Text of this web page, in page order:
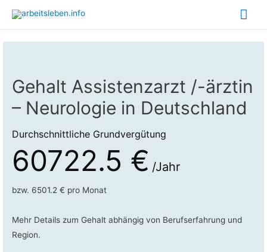
Gehalt Assistenzarzt /-ärztin
– Neurologie in Deutschland
Durchschnittliche Grundvergütung
60722.5 € /Jahr
bzw. 6501.2 € pro Monat
Mehr Details zum Gehalt abhängig von Berufserfahrung und
Region.